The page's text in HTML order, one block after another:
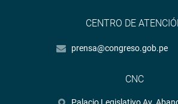
CENTRO DE
prensa@congreso.gob.pe
CNC